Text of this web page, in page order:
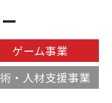
ゲーム事業
・人材支援事業